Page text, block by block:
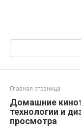
Поиск:
Главная страница
Домашние
технологии и
просмотра